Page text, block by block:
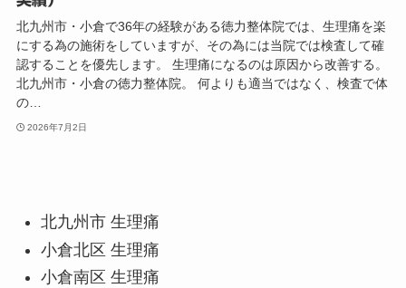
北九州市・小倉で36年の経験がある徳力整体院では、生理痛を楽
にする為の施術をしていますが、その為には当院では検査して確
認することを優先します。 生理痛になるのは原因から改善する。
北九州市・小倉の徳力整体院。 何よりも適当ではなく、検査で体
の…
2026年7月2日
北九州市 生理痛
小倉北区 生理痛
小倉南区 生理痛